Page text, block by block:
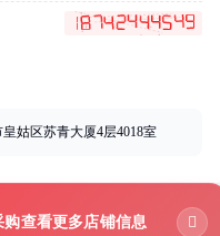
姑区苏青大厦4层4018室
购查看更多店铺信息